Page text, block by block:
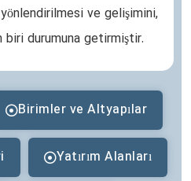
ve gelişimini,
durumuna getirmiştir.
Birimler ve Altyapılar
Yatırım Alanları